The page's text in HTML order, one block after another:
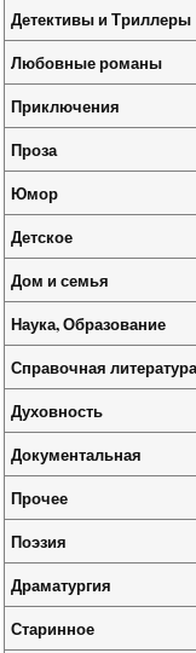
Детективы и Триллеры
Любовные романы
Приключения
Проза
Юмор
Детское
Дом и семья
Наука, Образование
Справочная литература
Духовность
Документальная
Прочее
Поэзия
Драматургия
Старинное